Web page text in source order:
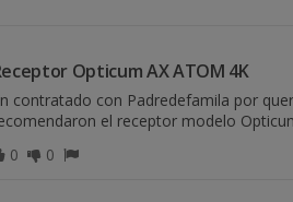
Opticum AX ATOM 4K
contratado con Padredefamila por
el receptor modelo
0
0